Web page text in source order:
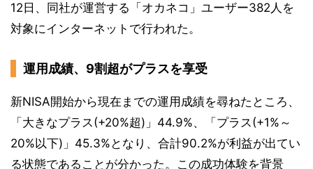
12日、同社が運営する「オカネコ」ユーザー382人を
対象にインターネットで行われた。
運用成績、9割超がプラスを享受
新NISA開始から現在までの運用成績を尋ねたところ、
「大きなプラス(+20%超)」44.9%、「プラス(+1%～
20%以下)」45.3%となり、合計90.2%が利益が出てい
る状態であることが分かった。この成功体験を背景